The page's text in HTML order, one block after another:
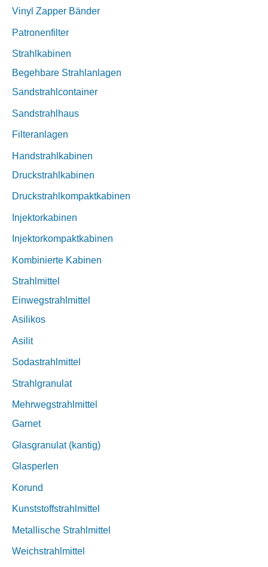
Vinyl Zapper Bänder
Patronenfilter
Strahlkabinen
Begehbare Strahlanlagen
Sandstrahlcontainer
Sandstrahlhaus
Filteranlagen
Handstrahlkabinen
Druckstrahlkabinen
Druckstrahlkompaktkabinen
Injektorkabinen
Injektorkompaktkabinen
Kombinierte Kabinen
Strahlmittel
Einwegstrahlmittel
Asilikos
Asilit
Sodastrahlmittel
Strahlgranulat
Mehrwegstrahlmittel
Garnet
Glasgranulat (kantig)
Glasperlen
Korund
Kunststoffstrahlmittel
Metallische Strahlmittel
Weichstrahlmittel